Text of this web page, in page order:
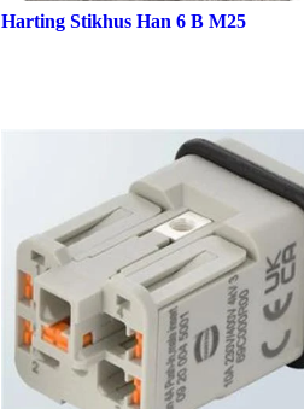
Harting Stikhus Han 6 B M25